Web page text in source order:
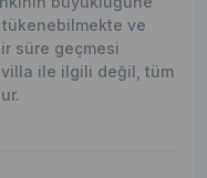
tükenebilmekte ve
süre geçmesi
ile ilgili değil, tüm